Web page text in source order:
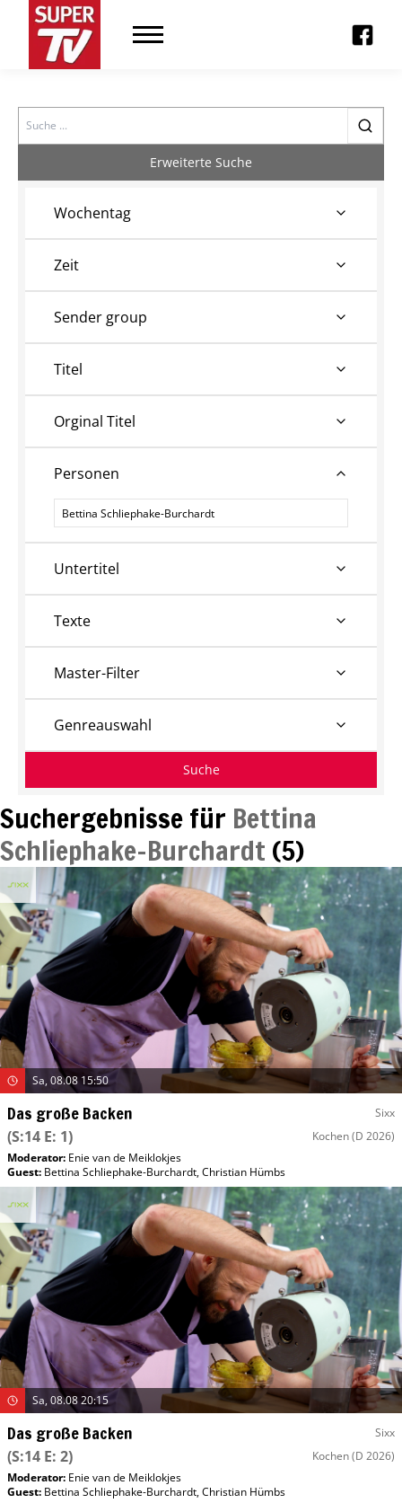
Search
Suchergebnisse für Bettina
Schliephake-Burchardt (5)
Sa, 08.08 15:50
Das große Backen Sixx
(S:14 E: 1) Kochen(D 2026)
Moderator: Enie van de Meiklokjes
Guest: Bettina Schliephake-Burchardt,Christian Hümbs
Sa, 08.08 20:15
Das große Backen Sixx
(S:14 E: 2) Kochen(D 2026)
Moderator: Enie van de Meiklokjes
Guest: Bettina Schliephake-Burchardt,Christian Hümbs
Erweiterte Suche
Wochentag
Zeit
Sender group
Titel
Orginal Titel
Personen
Personen
Untertitel
Texte
Master-Filter
Genreauswahl
Suche